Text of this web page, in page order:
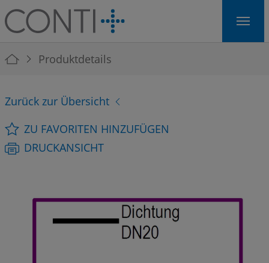
Skip to main navigation
Skip to main content
Skip to page footer
You are here:
Produktdetails
Zurück zur Übersicht
ZU FAVORITEN HINZUFÜGEN
DRUCKANSICHT